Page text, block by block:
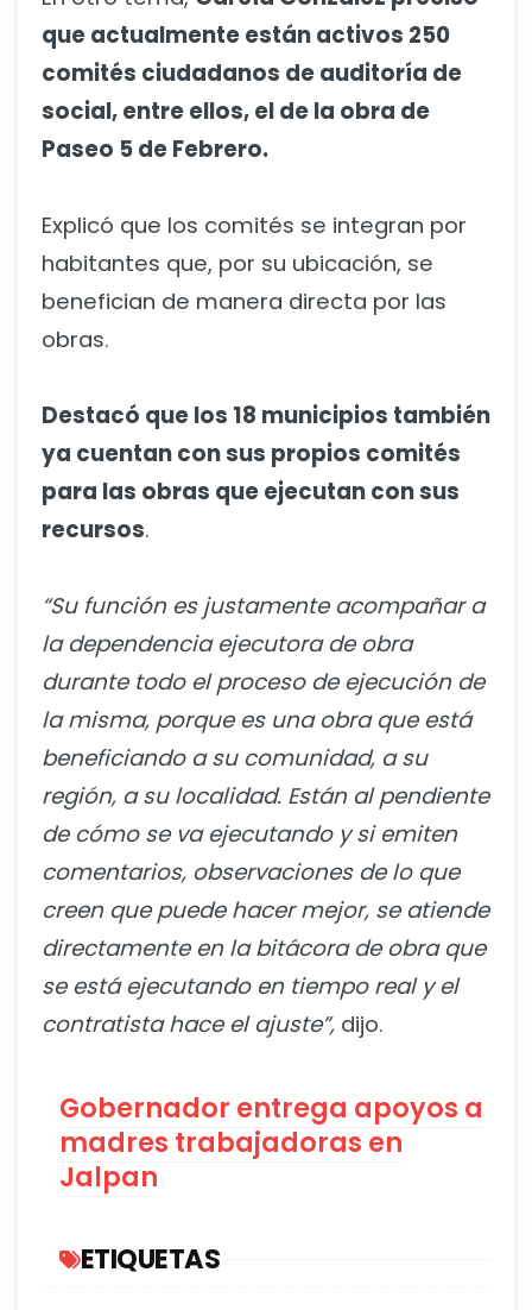
que actualmente están activos 250
comités ciudadanos de auditoría de
social, entre ellos, el de la obra de
Paseo 5 de Febrero.
Explicó que los comités se integran por
habitantes que, por su ubicación, se
benefician de manera directa por las
obras.
Destacó que los 18 municipios también
ya cuentan con sus propios comités
para las obras que ejecutan con sus
recursos.
“Su función es justamente acompañar a
la dependencia ejecutora de obra
durante todo el proceso de ejecución de
la misma, porque es una obra que está
beneficiando a su comunidad, a su
región, a su localidad. Están al pendiente
de cómo se va ejecutando y si emiten
comentarios, observaciones de lo que
creen que puede hacer mejor, se atiende
directamente en la bitácora de obra que
se está ejecutando en tiempo real y el
contratista hace el ajuste”, dijo.
Gobernador entrega apoyos a
madres trabajadoras en
Jalpan
ETIQUETAS